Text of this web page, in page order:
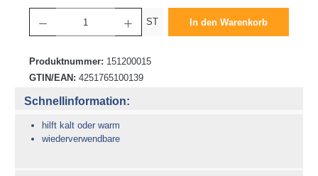
ST In den Warenkorb
Produktnummer: 151200015
GTIN/EAN: 4251765100139
Schnellinformation:
hilft kalt oder warm
wiederverwendbare